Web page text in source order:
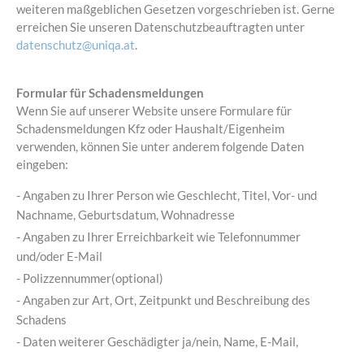
weiteren maßgeblichen Gesetzen vorgeschrieben ist. Gerne
erreichen Sie unseren Datenschutzbeauftragten unter
datenschutz@uniqa.at
Formular für Schadensmeldungen
Wenn Sie auf unserer Website unsere Formulare für
Schadensmeldungen Kfz oder Haushalt/Eigenheim
verwenden, können Sie unter anderem folgende Daten
eingeben:
- Angaben zu Ihrer Person wie Geschlecht, Titel, Vor- und
Nachname, Geburtsdatum, Wohnadresse
- Angaben zu Ihrer Erreichbarkeit wie Telefonnummer
und/oder E-Mail
- Polizzennummer(optional)
- Angaben zur Art, Ort, Zeitpunkt und Beschreibung des
Schadens
- Daten weiterer Geschädigter ja/nein, Name, E-Mail,